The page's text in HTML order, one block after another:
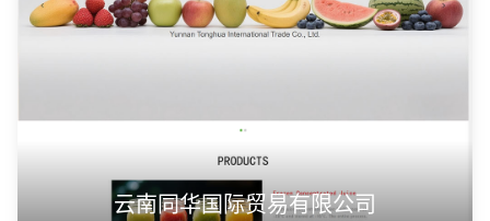
云南同华国际贸易有限公司